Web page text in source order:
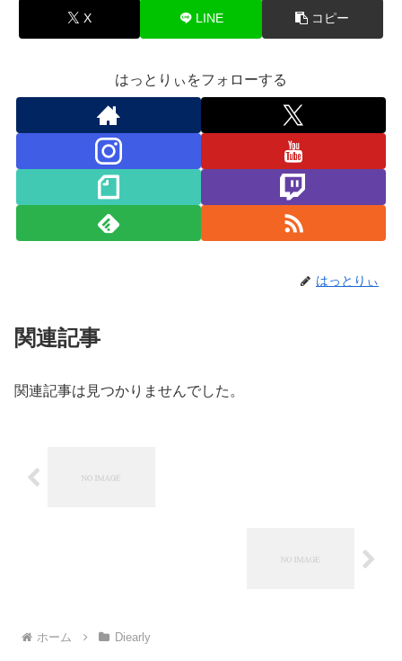
X LINE コピー
はっとりぃをフォローする
はっとりぃ
関連記事
関連記事は見つかりませんでした。
ホーム Diearly